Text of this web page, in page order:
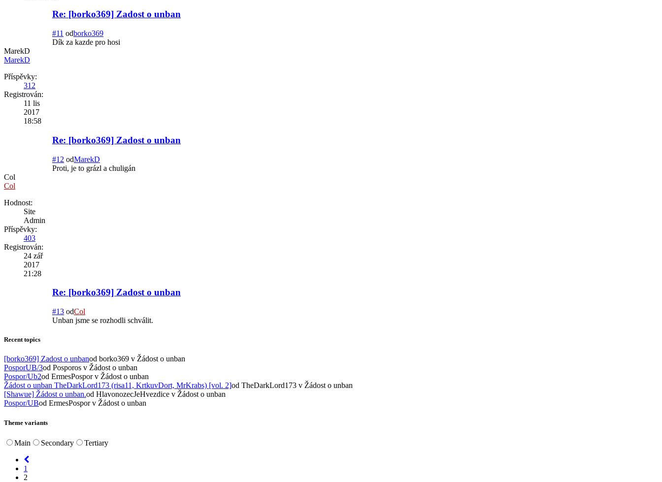
Re: [borko369] Zadost o unban
#11 odborko369
Dík za kazde pro hosi
MarekD
MarekD
Příspěvky:
312
Registrován:
11 lis
2017
18:58
Re: [borko369] Zadost o unban
#12 odMarekD
Proti, je to grázl a chuligán
Col
Col
Hodnost:
Site
Admin
Příspěvky:
403
Registrován:
24 zář
2017
21:28
Re: [borko369] Zadost o unban
#13 odCol
Unban jsme se rozhodli schválit.
Recent topics
[borko369] Zadost o unbanod borko369 v Žádost o unban
PosporUB/3od Posporos v Žádost o unban
Pospor/Ub2od ErmesPosporv Žádost o unban
Žádost o unban TheDarkLord173 (risa11, KrtkuvDort, MrKrabs) [vol. 2]od TheDarkLord173 v Žádost o unban
[Shawue] Žádost o unban.od HlavonozecJeHvezdice v Žádost o unban
Pospor/UBod ErmesPosporv Žádost o unban
Theme variants
Main Secondary Tertiary
1
2